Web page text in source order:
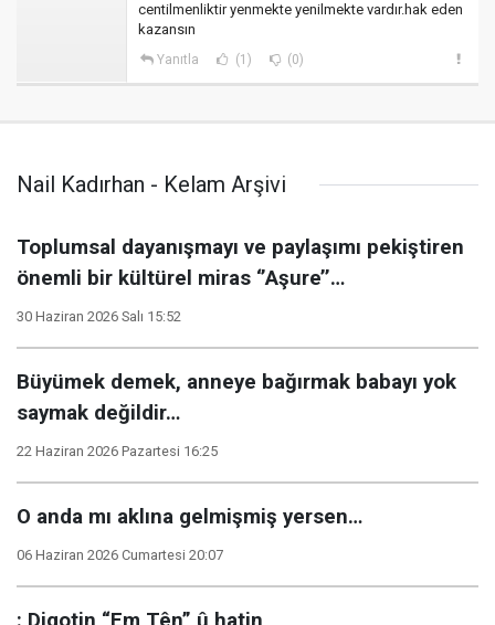
centilmenliktir yenmekte yenilmekte vardır.hak eden
kazansın
Yanıtla (1) (0)
Nail Kadırhan - Kelam Arşivi
Toplumsal dayanışmayı ve paylaşımı pekiştiren
önemli bir kültürel miras ‘’Aşure’’…
30 Haziran 2026 Salı 15:52
Büyümek demek, anneye bağırmak babayı yok
saymak değildir…
22 Haziran 2026 Pazartesi 16:25
O anda mı aklına gelmişmiş yersen…
06 Haziran 2026 Cumartesi 20:07